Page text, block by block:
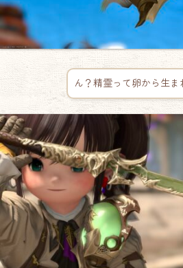
ん？精霊って卵から生ま